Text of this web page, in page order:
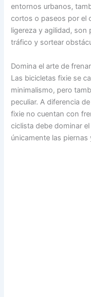
entornos urbanos,
cortos o paseos por el
ligereza y agilidad, son
tráfico y sortear
Domina el arte de
Las bicicletas fixie se
minimalismo, pero
peculiar. A diferencia
fixie no cuentan con
ciclista debe dominar
únicamente las